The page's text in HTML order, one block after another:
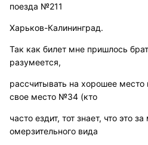
поезда №211
Харьков-Калининград.
Так как билет мне пришлось
разумеется,
рассчитывать на хорошее место
свое место №34 (кто
часто ездит, тот знает, что это
омерзительного вида